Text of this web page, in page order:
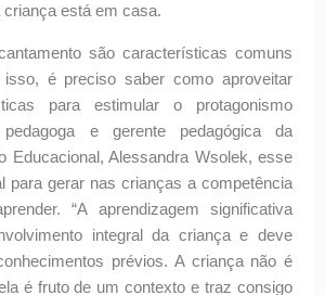
está em casa.
são características comuns
é preciso saber como aproveitar
para estimular o protagonismo
e gerente pedagógica da
Educacional, Alessandra Wsolek, esse
para gerar nas crianças a competência
“A aprendizagem significativa
integral da criança e deve
prévios. A criança não é
é fruto de um contexto e traz consigo